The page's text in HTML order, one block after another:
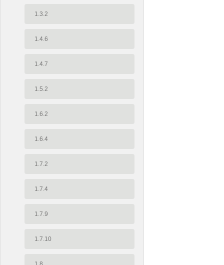
1.3.2
1.4.6
1.4.7
1.5.2
1.6.2
1.6.4
1.7.2
1.7.4
1.7.9
1.7.10